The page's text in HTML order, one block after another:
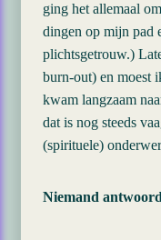
ging het allemaal
dingen op mijn pad
plichtsgetrouw.)
burn-out) en moest
kwam langzaam
dat is nog steeds
(spirituele)
Niemand